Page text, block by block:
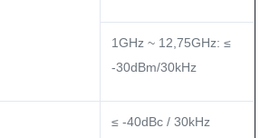
1GHz ~ 12,75GHz: ≤
-30dBm/30kHz
≤ -40dBc / 30kHz